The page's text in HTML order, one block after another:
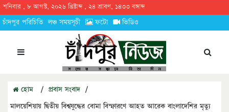
শনিবার , ৮ আগস্ট, ২০২৬ খ্রিষ্টাব্দ , ২৪ শ্রাবণ, ১৪৩৩ বঙ্গাব্দ
চাঁদপুর পরিচিতি লঞ্চ সময়সূচী ফটো ভিডিও
হোম / প্রবাস সংবাদ /
মালয়েশিয়ায় দ্বিতীয় বিশ্বযুদ্ধের বোমা বিস্ফারণে আহত আরেক বাংলাদেশির মৃত্যু